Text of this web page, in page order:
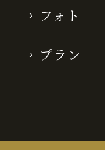
フォト
プラン